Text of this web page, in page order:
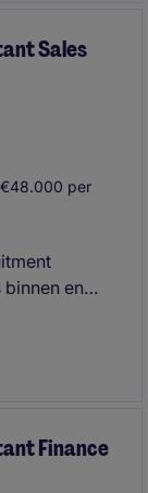
Sales
per
en
Finance